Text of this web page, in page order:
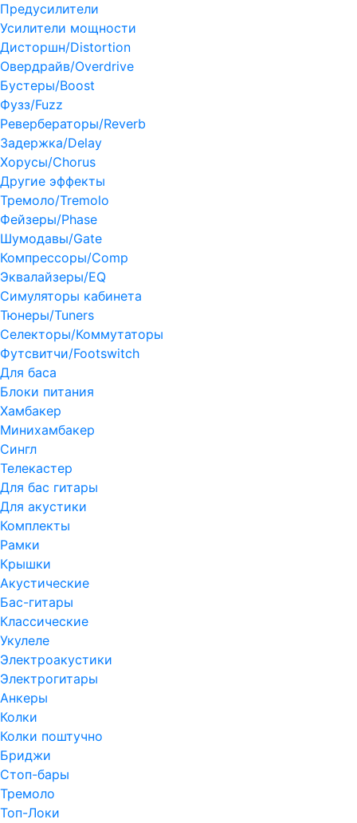
Предусилители
Усилители мощности
Дисторшн/Distortion
Овердрайв/Overdrive
Бустеры/Boost
Фузз/Fuzz
Ревербераторы/Reverb
Задержка/Delay
Хорусы/Chorus
Другие эффекты
Тремоло/Tremolo
Фейзеры/Phase
Шумодавы/Gate
Компрессоры/Comp
Эквалайзеры/EQ
Симуляторы кабинета
Тюнеры/Tuners
Селекторы/Коммутаторы
Футсвитчи/Footswitch
Для баса
Блоки питания
Хамбакер
Минихамбакер
Сингл
Телекастер
Для бас гитары
Для акустики
Комплекты
Рамки
Крышки
Акустические
Бас-гитары
Классические
Укулеле
Электроакустики
Электрогитары
Анкеры
Колки
Колки поштучно
Бриджи
Стоп-бары
Тремоло
Топ-Локи